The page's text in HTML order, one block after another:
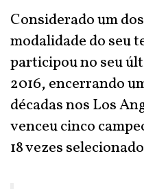
Considerado um
modalidade do seu
participou no seu
2016, encerrando
décadas nos Los
venceu cinco
18 vezes